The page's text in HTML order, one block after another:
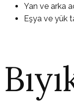
Yan ve arka
Eşya ve yük